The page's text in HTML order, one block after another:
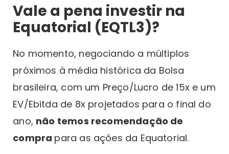
Vale a pena investir na
Equatorial (EQTL3)?
No momento, negociando a múltiplos
próximos à média histórica da Bolsa
brasileira, com um Preço/Lucro de 15x e um
EV/Ebitda de 8x projetados para o final do
ano, não temos recomendação de
compra para as ações da Equatorial.